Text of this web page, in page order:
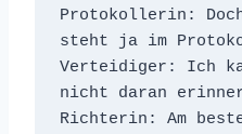
Protokollerin:
steht ja im
Verteidiger: Ich
nicht daran
Richterin: Am